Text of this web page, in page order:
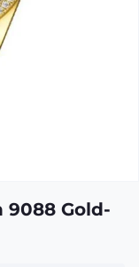
9088 Gold-